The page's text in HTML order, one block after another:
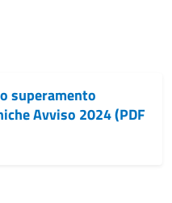
superamento
Avviso 2024 (PDF